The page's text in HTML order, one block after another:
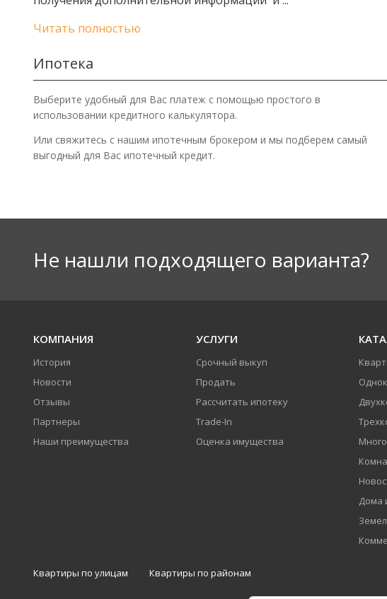
Читать полностью
Ипотека
Выберите удобный для Вас платеж с помощью простого в
использовании кредитного калькулятора.
Или свяжитесь с нашим ипотечным брокером и мы подберем самый
выгодный для Вас ипотечный кредит.
Не нашли подходящего варианта?
КОМПАНИЯ
История
Новости
Отзывы
Партнеры
Наши преимущества
УСЛУГИ
Срочный выкуп
Продать
Рассчитать ипотеку
Trade-In
Оценка имущества
Дома
Квартиры по улицам Квартиры по районам